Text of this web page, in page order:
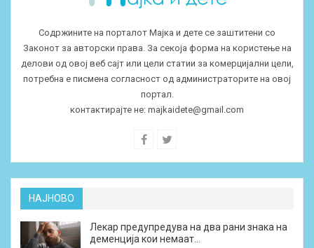
Содржините на порталот Мајка и дете се заштитени со
Законот за авторски права. За секоја форма на користење на
делови од овој веб сајт или цели статии за комерцијални цели,
потребна е писмена согласност од администраторите на овој
портал.
контактирајте не: majkaidete@gmail.com
НАЈНОВО
Лекар предупредува на два рани знака на
деменција кои немаат…